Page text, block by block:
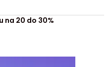
na 20 do 30%